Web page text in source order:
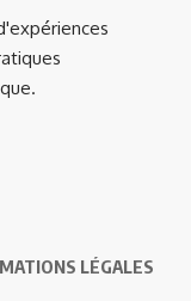
LÉGALES